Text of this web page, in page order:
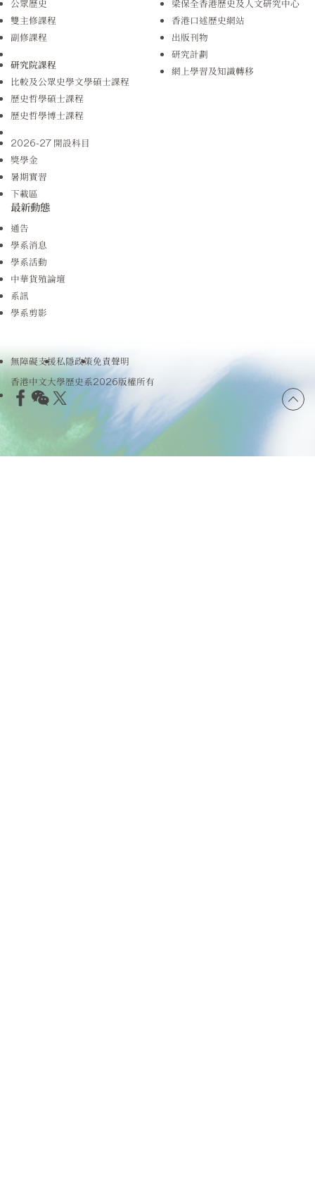
公眾歷史
雙主修課程
副修課程
研究院課程
比較及公眾史學文學碩士課程
歷史哲學碩士課程
歷史哲學博士課程
2026-27 開設科目
獎學金
暑期實習
下載區
梁保全香港歷史及人文研究中心
香港口述歷史網站
出版刊物
研究計劃
網上學習及知識轉移
最新動態
通告
學系消息
學系活動
中華貨殖論壇
系訊
學系剪影
無障礙支援私隱政策免責聲明
香港中文大學歷史系2026版權所有